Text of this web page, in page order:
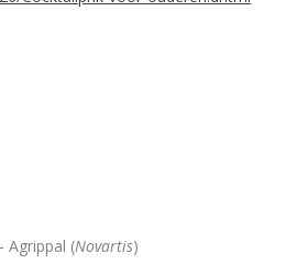
Agrippal (Novartis)